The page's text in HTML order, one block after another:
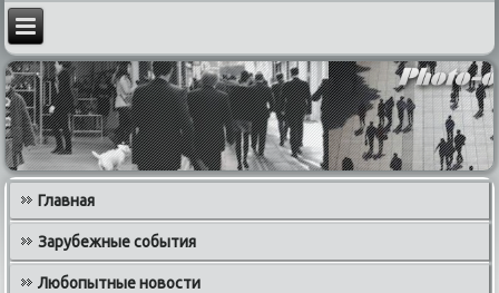
Главная
Зарубежные события
Любопытные новости